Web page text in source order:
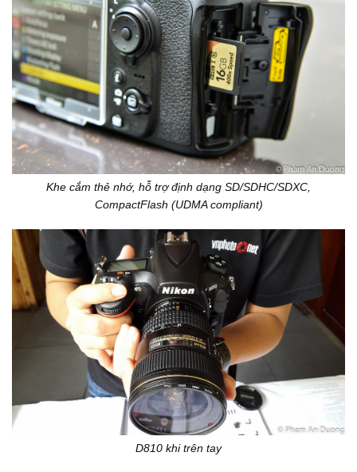
Khe cắm thẻ nhớ, hỗ trợ định dạng SD/SDHC/SDXC,
CompactFlash (UDMA compliant)
D810 khi trên tay